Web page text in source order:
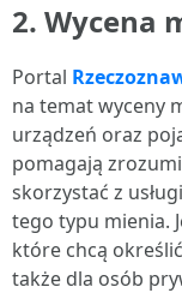
2. Wycena
Portal
na temat wyceny
urządzeń oraz
pomagają
skorzystać z
tego typu mienia.
które chcą
także dla osób